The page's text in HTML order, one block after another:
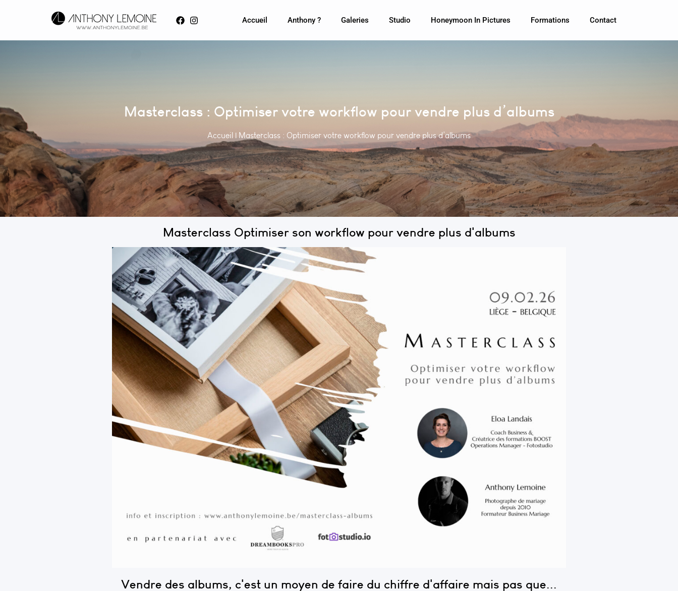
Accueil Anthony ? Galeries Studio Honeymoon In Pictures Formations Contact
Masterclass : Optimiser votre workflow pour vendre plus d’albums
Accueil | Masterclass : Optimiser votre workflow pour vendre plus d’albums
Masterclass Optimiser son workflow pour vendre plus d'albums
Vendre des albums, c'est un moyen de faire du chiffre d'affaire mais pas que...